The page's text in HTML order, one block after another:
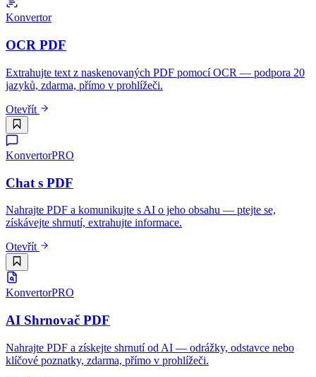
Konvertor
OCR PDF
Extrahujte text z naskenovaných PDF pomocí OCR — podpora 20
jazyků, zdarma, přímo v prohlížeči.
Otevřít
KonvertorPRO
Chat s PDF
Nahrajte PDF a komunikujte s AI o jeho obsahu — ptejte se,
získávejte shrnutí, extrahujte informace.
Otevřít
KonvertorPRO
AI Shrnovač PDF
Nahrajte PDF a získejte shrnutí od AI — odrážky, odstavce nebo
klíčové poznatky, zdarma, přímo v prohlížeči.